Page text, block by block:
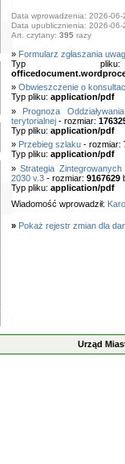
Data wprowadzenia: 2026-06-
Data upublicznienia: 2026-06-
Art. czytany: 395razy
» Formularz zgłaszania uwag
Typ
» Obwieszczenie o
Typ pliku: application/pdf
» Prognoza
terytorialnej - rozmiar:
Typ pliku: application/pdf
» Przebieg szlaku- rozmiar:
Typ pliku: application/pdf
» Strategia
2030 v.3- rozmiar: 9167629
Typ pliku: application/pdf
Wiadomość wprowadził:
» Pokaż rejestr zmian dla
Urząd